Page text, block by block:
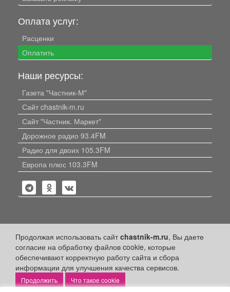
Продолжая использовать сайтchastnik-m.ru, Вы даете
согласие на обработку файлов cookie, которые
обеспечивают корректную работу сайта и сбора
информации для улучшения качества сервисов.
Что такое cookie
Оплата услуг:
Расценки
Оплатить
Наши ресурсы:
Газета "Частник-М"
Сайт chastnik-m.ru
Сайт "Частник. Маркет"
Дорожное радио 93.4FM
Радио для двоих 105.3FM
Европа плюс 103.3FM
Политика конфиденциальности
Публикации с пометкой «Реклама», «На правах рекламы»,
«Партнёрский проект» оплачены рекламодателем.
Редакция сайта не несет ответственности за достоверность
информации, содержащейся в рекламных материалах и
объявлениях.